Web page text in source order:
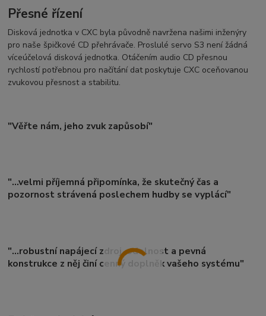
Přesné řízení
Disková jednotka v CXC byla původně navržena našimi inženýry
pro naše špičkové CD přehrávače. Proslulé servo S3 není žádná
víceúčelová disková jednotka. Otáčením audio CD přesnou
rychlostí potřebnou pro načítání dat poskytuje CXC oceňovanou
zvukovou přesnost a stabilitu.
"Věřte nám, jeho zvuk zapůsobí"
"...velmi příjemná připomínka, že skutečný čas a
pozornost strávená poslechem hudby se vyplácí"
"...robustní napájecí zdroj, odolnost a pevná
konstrukce z něj činí cenný doplněk vašeho systému"